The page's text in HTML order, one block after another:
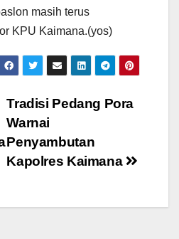
masih terus
KPU Kaimana.(yos)
Tradisi Pedang Pora
Warnai
Penyambutan
Kapolres Kaimana